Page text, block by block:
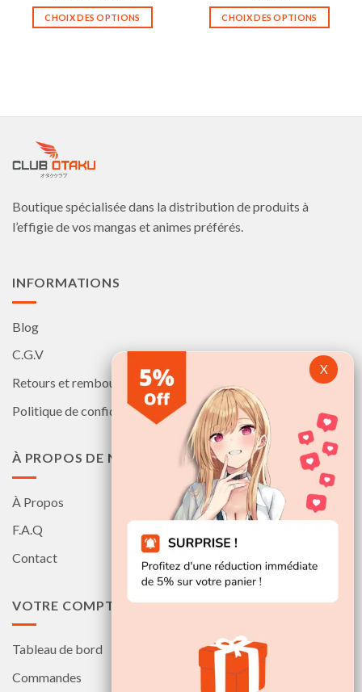
prix :
19,90€
CHOIX DES OPTIONS
Les
être
sur
la
CHOIX DES OPTIONS
Les
sur
Boutique spécialisée dans la distribution de produits à
l’effigie de vos mangas et animes préférés.
INFORMATIONS
Blog
C.G.V
Retours et remboursements
Politique de confidentialité
À PROPOS DE NOUS
À Propos
F.A.Q
Contact
VOTRE COMPTE
Tableau de bord
Commandes